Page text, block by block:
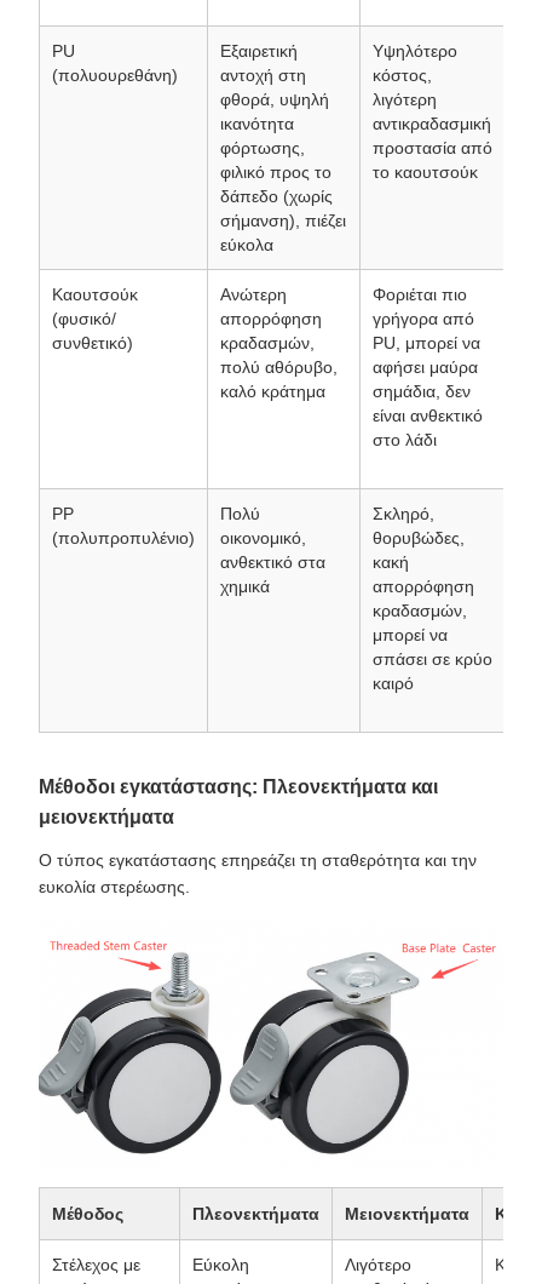
PU
(πολυουρεθάνη)
Εξαιρετική
αντοχή στη
φθορά, υψηλή
ικανότητα
φόρτωσης,
φιλικό προς το
δάπεδο (χωρίς
σήμανση), πιέζει
εύκολα
Υψηλότερο
κόστος,
λιγότερη
αντικραδασμική
προστασία από
το καουτσούκ
Καουτσούκ
(φυσικό/
συνθετικό)
Ανώτερη
απορρόφηση
κραδασμών,
πολύ αθόρυβο,
καλό κράτημα
Φοριέται πιο
γρήγορα από
PU, μπορεί να
αφήσει μαύρα
σημάδια, δεν
είναι ανθεκτικό
στο λάδι
PP
(πολυπροπυλένιο)
Πολύ
οικονομικό,
ανθεκτικό στα
χημικά
Σκληρό,
θορυβώδες,
κακή
απορρόφηση
κραδασμών,
μπορεί να
σπάσει σε κρύο
καιρό
Μέθοδοι εγκατάστασης: Πλεονεκτήματα και
μειονεκτήματα
Ο τύπος εγκατάστασης επηρεάζει τη σταθερότητα και την
ευκολία στερέωσης.
Μέθοδος Πλεονεκτήματα Μειονεκτήματα
Στέλεχος με
Εύκολη
Λιγότερο